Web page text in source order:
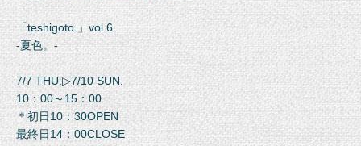
「teshigoto.」vol.6
-夏色。-
7/7 THU.▷7/10 SUN.
10：00～15：00
＊初日10：30OPEN
最終日14：00CLOSE